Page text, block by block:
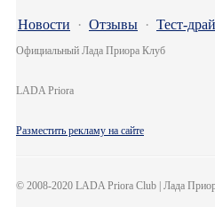
Новости · Отзывы · Тест-
Официальный Лада Приора Клуб
LADA Priora
Разместить рекламу на сайте
© 2008-2020 LADA Priora Club | Лада